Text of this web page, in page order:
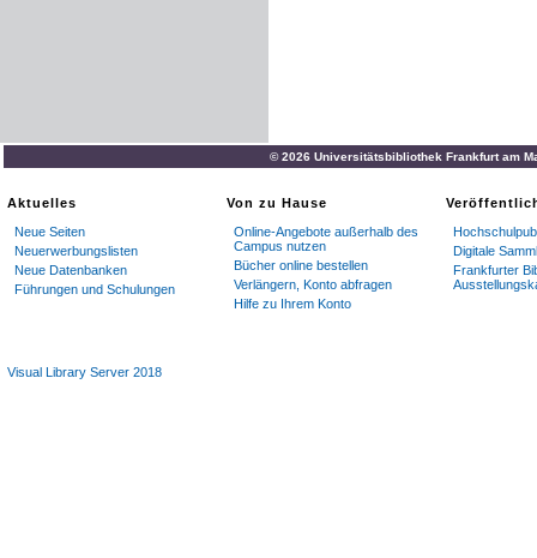
© 2026 Universitätsbibliothek Frankfurt am
Aktuelles
Neue Seiten
Neuerwerbungslisten
Neue Datenbanken
Führungen und Schulungen
Von zu Hause
Online-Angebote außerhalb des
Campus nutzen
Bücher online bestellen
Verlängern, Konto abfragen
Hilfe zu Ihrem Konto
Digitale
Frankfurter
Visual Library Server 2018